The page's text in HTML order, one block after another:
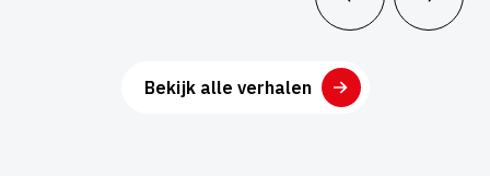
Bekijk alle verhalen